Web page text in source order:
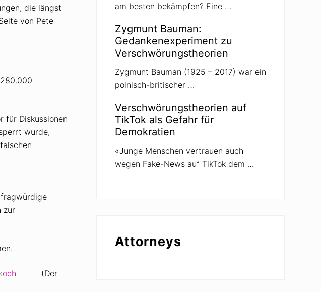
die längst
von Pete
für Diskussionen
wurde,
zur
(Der
am besten bekämpfen? Eine …
Zygmunt Bauman:
Gedankenexperiment zu
Verschwörungstheorien
Zygmunt Bauman (1925 – 2017) war ein
polnisch-britischer …
Verschwörungstheorien auf
TikTok als Gefahr für
Demokratien
«Junge Menschen vertrauen auch
wegen Fake-News auf TikTok dem …
Attorneys